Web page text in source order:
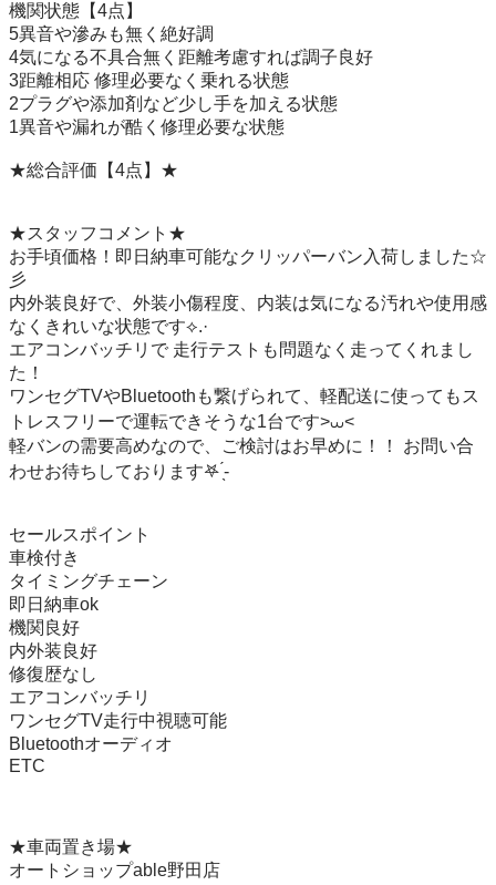
機関状態【4点】
5異音や滲みも無く絶好調
4気になる不具合無く距離考慮すれば調子良好
3距離相応 修理必要なく乗れる状態
2プラグや添加剤など少し手を加える状態
1異音や漏れが酷く修理必要な状態
★総合評価【4点】★
★スタッフコメント★
お手頃価格！即日納車可能なクリッパーバン入荷しました☆
彡
内外装良好で、外装小傷程度、内装は気になる汚れや使用感
なくきれいな状態です⟡.·
エアコンバッチリで 走行テストも問題なく走ってくれまし
た！
ワンセグTVやBluetoothも繋げられて、軽配送に使ってもス
トレスフリーで運転できそうな1台です>⩊<
軽バンの需要高めなので、ご検討はお早めに！！ お問い合
わせお待ちしております‎𖤐 ̖́-‬
セールスポイント
車検付き
タイミングチェーン
即日納車ok
機関良好
内外装良好
修復歴なし
エアコンバッチリ
ワンセグTV走行中視聴可能
Bluetoothオーディオ
ETC
★車両置き場★
オートショップable野田店